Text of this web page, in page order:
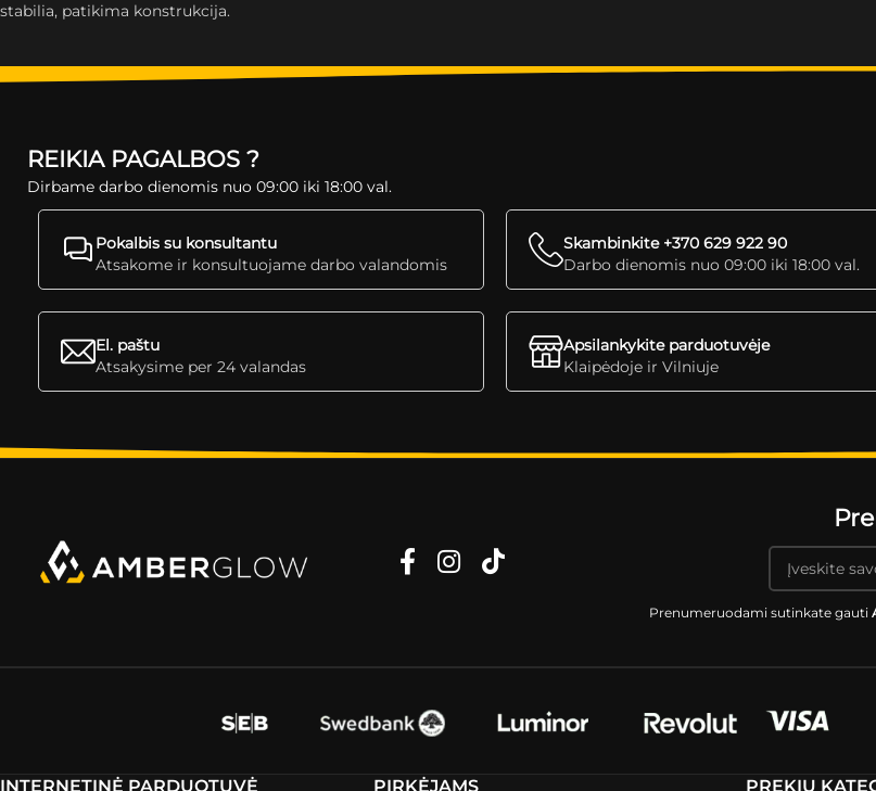
stabilia, patikima konstrukcija.
REIKIA PAGALBOS ?
Dirbame darbo dienomis nuo 09:00 iki 18:00 val.
Pokalbis su konsultantu
Atsakome ir konsultuojame darbo valandomis
Skambinkite +370 629 922 90
Darbo dienomis nuo 09:00 iki 18:00 val.
El. paštu
Atsakysime per 24 valandas
Apsilankykite parduotuvėje
Klaipėdoje ir Vilniuje
Prenumeruodami sutinkate gauti
INTERNETINĖ PARDUOTUVĖ PIRKĖJAMS PREKIŲ